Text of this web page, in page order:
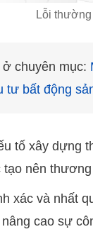
Lỗi
chuyên mục:
tư bất động
tố xây dựng
tạo nên
xác và nhất
cao sự